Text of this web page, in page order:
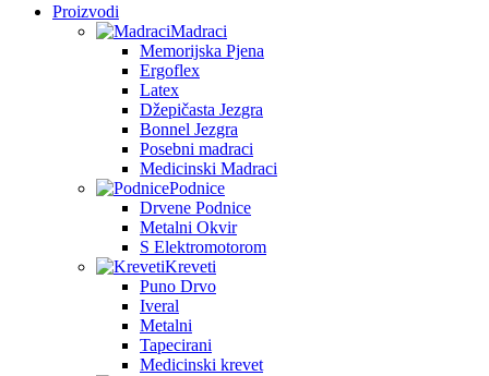
Proizvodi
Madraci
Memorijska Pjena
Ergoflex
Latex
Džepičasta Jezgra
Bonnel Jezgra
Posebni madraci
Medicinski Madraci
Podnice
Drvene Podnice
Metalni Okvir
S Elektromotorom
Kreveti
Puno Drvo
Iveral
Metalni
Tapecirani
Medicinski krevet